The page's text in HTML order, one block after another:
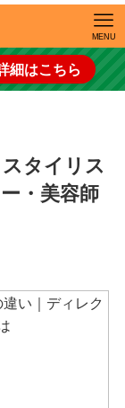
MENU
細はこちら
タイリス
・美容師